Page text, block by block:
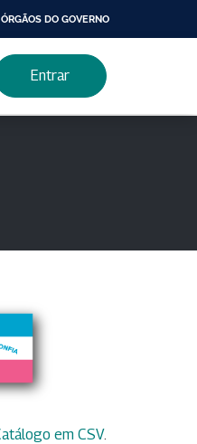
ÓRGÃOS DO GOVERNO
Entrar
em CSV.